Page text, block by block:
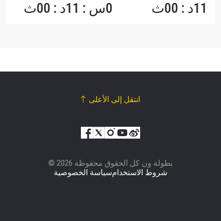
11د : 00ث 0س : 11د : 00ث
انتقل إلى الأعلى
© بطولة ون كل الحقوق محفوظة 2026
سياسة الخصوصيةشروط الاستخدام